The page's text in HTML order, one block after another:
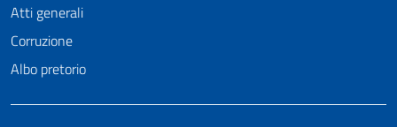
Atti generali
Corruzione
Albo pretorio